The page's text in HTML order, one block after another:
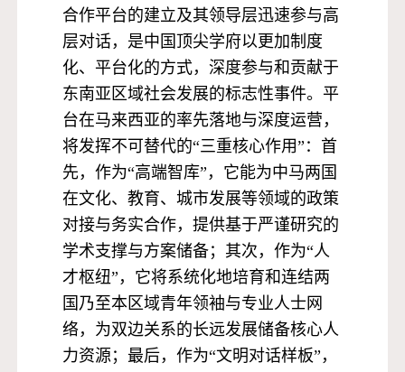
合作平台的建立及其领导层迅速参与高
层对话，是中国顶尖学府以更加制度
化、平台化的方式，深度参与和贡献于
东南亚区域社会发展的标志性事件。平
台在马来西亚的率先落地与深度运营，
将发挥不可替代的“三重核心作用”：首
先，作为“高端智库”，它能为中马两国
在文化、教育、城市发展等领域的政策
对接与务实合作，提供基于严谨研究的
学术支撑与方案储备；其次，作为“人
才枢纽”，它将系统化地培育和连结两
国乃至本区域青年领袖与专业人士网
络，为双边关系的长远发展储备核心人
力资源；最后，作为“文明对话样板”，